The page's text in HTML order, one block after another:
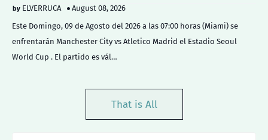
ELVERRUCA
August 08, 2026
Este Domingo, 09 de Agosto del 2026 a las 07:00 horas (Miami) se
enfrentarán Manchester City vs Atletico Madrid el Estadio Seoul
World Cup . El partido es vál…
That is All